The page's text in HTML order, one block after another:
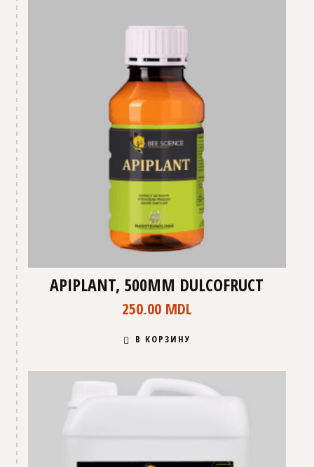
APIPLANT, 500ММ DULCOFRUCT
250,00 MDL
В КОРЗИНУ